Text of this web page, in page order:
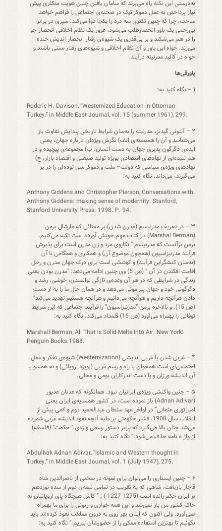
به‌درستی این نکته راه می‌برند که سامان یافتن چنین هویت متکثری پیش
نیاز پرداختن به عمل دموکراتیک در صحنه‌ی اجتماعی را فراهم خواهد
ساخت. چرا که چنین تکثری سه درد را یکجا دوا می‌کند: سپری در برابر
بی‌رحمی یک باور انحصار‌طلب می‌شود، غرور یک نظام اخلاقی انحصار جو
را در هم می‌شکند و بر بی‌قدری یک شیوه‌ی رفتار انحصار اندیش خنده
می‌زند. خواه این باور و آن نظام اخلاقی و شیوه‌های رفتار سنتی باشند و
خواه در کالبد مدرنیته درآیند.
پاورقی‌ها
۱ –
نگاه کنید به:
Roderic H. Davison, “Westernized Education in Ottoman
Turkey,” in Middle East Journal, vol. 15 (summer 1961), 299.
۲ – آنتونی گیدنز، مدرنیته را به‌سان شرایط تاریخی پیدایش تفاوت باز
می‌شناسد و آن را همبسته‌ی الف) نگرش ویژه‌ای درباره جهان، یعنی
ایده‌ی دگرگون پذیری جهان به دست انسان، ب) مجموعه‌ی پیچیده و در
هم تنیده‌ای از نهادهای اقتصادی بویژه تولید صنعتی و اقتصاد بازار، ج)
نهادهای ویژه‌ی سیاسی که دولت– ملت و دموکراسی توده‌ای را در بر
می‌گیرند، می‌داند. نگاه کنید به:
Anthony Giddens and Christopher Pierson, Conversations with
Anthony Giddens: making sense of modernity. Stanford,
Stanford University Press. 1998. P. 94.
۳ – در تعریف مدرنیسم (مدرن شدن) بر معنائی که مارشال برمن
(Marshal Berman) در کتاب مهم خویش آورده است تکیه می‌کنیم.
برمن برآنست که مدرنیسم ” تکاپوی مرد و زن مدرن است برای پذیرش
فرآیند مدرنیزاسیون (همچون موضوع آن) و همکاری و همگامی با آن
(به‌سان کنشگراین فرآیند) و کوششی است برای درک جهان مدرن و رحل
اقامت افکندن در آن ” (ص 5) وی چنین ادامه می‌دهد: “مدرن بودن یعنی
زندگی در شرایطی که در هر آن وعده‌ی تازگی توانمندی، خوشی، رشد و
دگرگونی خود و جهان پیرامونی می‌دهد و در همان حال ما را به از دست
دادن هرآنچه داریم و هرآنچه می‌دانیم و هرآنچه هستیم تهدید می‌کند”.
(ص 15). و بالاخره برمن “مدرنیزاسیون” را فرآیند اجتماعی که این شرایط
توفانی را بهمراه می‌آورد (ص 16) قلمداد می‌کند. نگاه کنید به:
Marshall Berman, All That Is Solid Melts Into Air. New York:
Penguin Books.1988.
۴ – غربی شدن یا غربی اندیشی (Westernization) شیوه‌ی تفکر و عمل
اجتماعی‌ای است همخوان با راه و رسم غربی (بویژه اروپائی) و نه همسو با
آن اندیشه ورزان و یا دست اندرکاران بومی و محلی.
۵ – چنین واکنشی ویژه‌ی ایرانیان نبود. همانگونه که عدنان عدیور
(Adnan Adivar) باز نموده است، در کشور همسایه‌ی ایران یعنی
امپراتوری عثمانی” در اواخر عهد سلطان عبدالحمید دوم و کمی پیش از
انقلاب سال 1908، فشار حکومتی بر علیه آنچه نفود اندیشه غربی شمرده
می‌شد چنان بالا می‌گیرد که برابر دستور رسمی واژه‌ی ” حکمت” (فلسفه)
از واژ ه نامه حذف می‌شود.” نگاه کنید به:
Abdulhak Adnan Adivar, “Islamic and Western thought in
Turkey,” in Middle East Journal, vol. 1 (July 1947), 275.
۶ – چنین ایستاری را می‌توان برای نمونه در سخنی از ناصرالدین شاه
قاجار بازیافت، شاهی که به تقریب در تمامی نیمه‌ی دوم از سده نوزدهم
بر ایران حکم رانده است (1275-1227 ) : ” کاش هیچگاه پای اروپائیان به
خاک کشور من باز نمی‌شد و این همه خواری و زبونی را برای ما بهمراه
نمی‌آورد. ولی اکنون که اینان بهر روی به درون مملکت نفوذ کرده‌اند باید
بگوئیم تا بهترین استفاده ممکن را از حضورشان ببریم.” نگاه کنید به: